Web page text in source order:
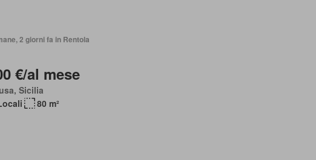
2 giorni fa in Rentola
€/al mese
Sicilia
80 m²